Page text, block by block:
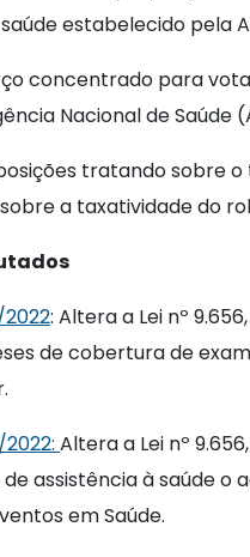
estabelecido pela
concentrado para
Nacional de Saúde
tratando sobre
a taxatividade do
: Altera a Lei nº
de cobertura de
Altera a Lei nº
assistência à saúde
Eventos em Saúde.